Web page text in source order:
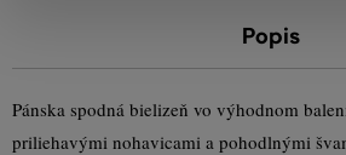
Popis
Pánska spodná bielizeň vo výhodnom
priliehavými nohavicami a pohodlnými